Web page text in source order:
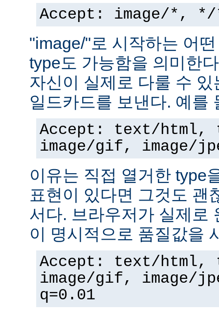
Accept: image/*,
"image/"로 시작하는 어
type도 가능함을 의미한
자신이 실제로 다룰 수
일드카드를 보낸다. 예를
Accept: text/
image/gif, image/
이유는 직접 열거한 type
표현이 있다면 그것도 괜
서다. 브라우저가 실제로
이 명시적으로 품질값을
Accept: text/
image/gif, image/
q=0.01